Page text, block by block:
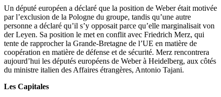
Un député européen a déclaré que la position de Weber était motivée
par l’exclusion de la Pologne du groupe, tandis qu’une autre
personne a déclaré qu’il s’y opposait parce qu’elle marginalisait von
der Leyen. Sa position le met en conflit avec Friedrich Merz, qui
tente de rapprocher la Grande-Bretagne de l’UE en matière de
coopération en matière de défense et de sécurité. Merz rencontrera
aujourd’hui les députés européens de Weber à Heidelberg, aux côtés
du ministre italien des Affaires étrangères, Antonio Tajani.
Les Capitales